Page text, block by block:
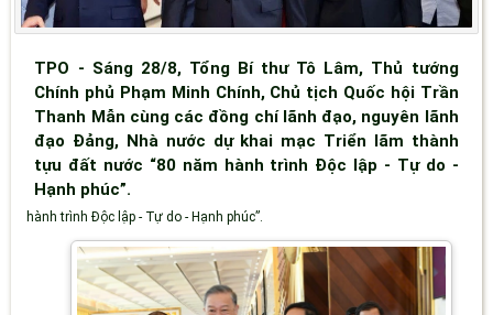
TPO - Sáng 28/8, Tổng Bí thư Tô Lâm, Thủ tướng
Chính phủ Phạm Minh Chính, Chủ tịch Quốc hội Trần
Thanh Mẫn cùng các đồng chí lãnh đạo, nguyên lãnh
đạo Đảng, Nhà nước dự khai mạc Triển lãm thành
tựu đất nước “80 năm hành trình Độc lập - Tự do -
Hạnh phúc”.
hành trình Độc lập - Tự do - Hạnh phúc”.